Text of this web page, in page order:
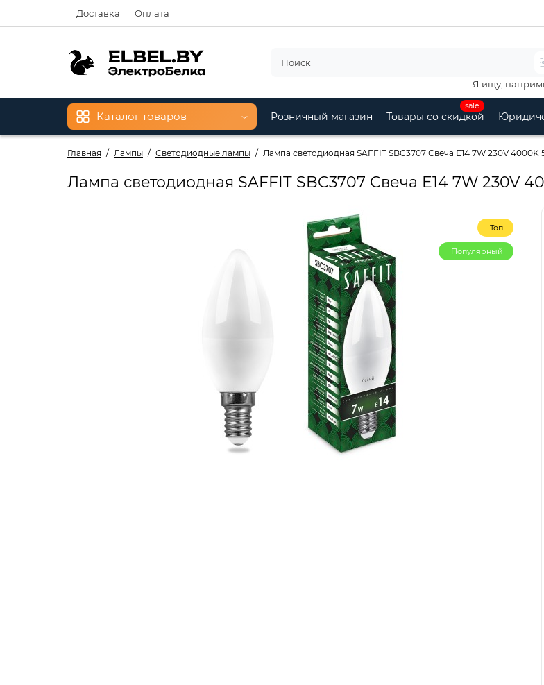
Доставка Оплата
Я ищу,
Каталог товаров Розничный магазин
sale
Товары со скидкой
Главная Лампы Светодиодные лампы Лампа светодиодная SAFFIT SBC3707 Свеча E14 7W 230V 4000K
Лампа светодиодная SAFFIT SBC3707 Свеча E14 7W 230V
Топ
Популярный